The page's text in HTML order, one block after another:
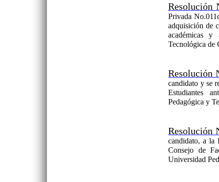
Resolución
Privada
adquisición de
académicas y
Tecnológica de
Resolución
candidato y se
Estudiantes
Pedagógica y
Resolución
candidato, a la
Consejo de
Universidad